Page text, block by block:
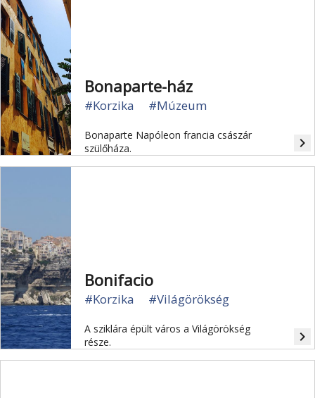
Bonaparte-ház
#Korzika #Múzeum
Bonaparte Napóleon francia császár
szülőháza.
navigate_next
Bonifacio
#Korzika #Világörökség
A sziklára épült város a Világörökség
része.
navigate_next